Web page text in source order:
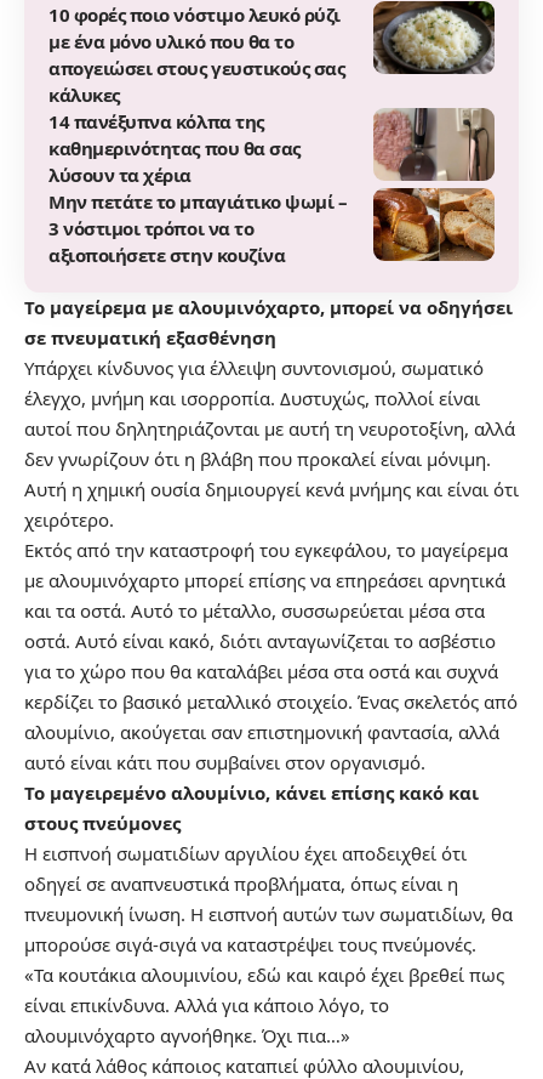
10 φορές ποιο νόστιμο λευκό ρύζι
με ένα μόνο υλικό που θα το
απογειώσει στους γευστικούς σας
κάλυκες
14 πανέξυπνα κόλπα της
καθημερινότητας που θα σας
λύσουν τα χέρια
Μην πετάτε το μπαγιάτικο ψωμί –
3 νόστιμοι τρόποι να το
αξιοποιήσετε στην κουζίνα
Το μαγείρεμα με αλουμινόχαρτο, μπορεί να οδηγήσει
σε πνευματική εξασθένηση
Υπάρχει κίνδυνος για έλλειψη συντονισμού, σωματικό
έλεγχο, μνήμη και ισορροπία. Δυστυχώς, πολλοί είναι
αυτοί που δηλητηριάζονται με αυτή τη νευροτοξίνη, αλλά
δεν γνωρίζουν ότι η βλάβη που προκαλεί είναι μόνιμη.
Αυτή η χημική ουσία δημιουργεί κενά μνήμης και είναι ότι
χειρότερο.
Εκτός από την καταστροφή του εγκεφάλου, το μαγείρεμα
με αλουμινόχαρτο μπορεί επίσης να επηρεάσει αρνητικά
και τα οστά. Αυτό το μέταλλο, συσσωρεύεται μέσα στα
οστά. Αυτό είναι κακό, διότι ανταγωνίζεται το ασβέστιο
για το χώρο που θα καταλάβει μέσα στα οστά και συχνά
κερδίζει το βασικό μεταλλικό στοιχείο. Ένας σκελετός από
αλουμίνιο, ακούγεται σαν επιστημονική φαντασία, αλλά
αυτό είναι κάτι που συμβαίνει στον οργανισμό.
Το μαγειρεμένο αλουμίνιο, κάνει επίσης κακό και
στους πνεύμονες
Η εισπνοή σωματιδίων αργιλίου έχει αποδειχθεί ότι
οδηγεί σε αναπνευστικά προβλήματα, όπως είναι η
πνευμονική ίνωση. Η εισπνοή αυτών των σωματιδίων, θα
μπορούσε σιγά-σιγά να καταστρέψει τους πνεύμονές.
«Τα κουτάκια αλουμινίου, εδώ και καιρό έχει βρεθεί πως
είναι επικίνδυνα. Αλλά για κάποιο λόγο, το
αλουμινόχαρτο αγνοήθηκε. Όχι πια…»
Αν κατά λάθος κάποιος καταπιεί φύλλο αλουμινίου,